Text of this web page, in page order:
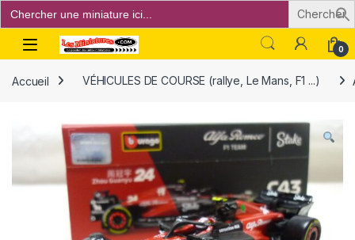
Search
for:
Open 0
Accueil VÉHICULES DE COURSE (rallye, Le Mans, F1 ...)